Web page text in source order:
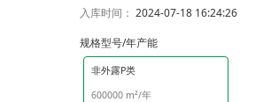
入库时间： 2024-07-18 16:24:26
规格型号/年产能
非外露P类
600000 m²/年